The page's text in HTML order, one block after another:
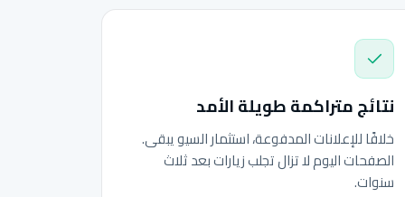
نتائج متراكمة طويلة الأمد
خلافًا للإعلانات المدفوعة، استثمار السيو يبقى.
الصفحات اليوم لا تزال تجلب زيارات بعد ثلاث
سنوات.